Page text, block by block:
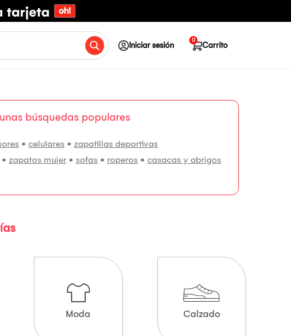
Iniciar sesión Carrito
0
búsquedas populares
• celulares • zapatillas deportivas
• zapatos mujer • sofas • roperos • casacas y abrigos
Moda Calzado